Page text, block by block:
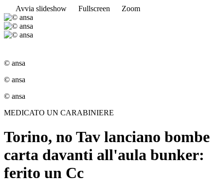
Avvia slideshow
Fullscreen Zoom
© ansa
© ansa
© ansa
MEDICATO UN CARABINIERE
Torino, no Tav lanciano bombe
carta davanti all'aula bunker:
ferito un Cc